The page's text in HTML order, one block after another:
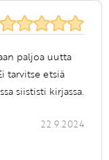
paljoa uutta
tarvitse etsiä
siististi kirjassa.
22.9.2024